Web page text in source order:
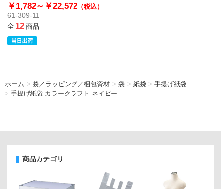
￥1,782～ ￥22,572 （税込）
61-309-11
全12商品
ホーム >袋／ラッピング／梱包資材 > 袋 > 紙袋 > 手提げ紙袋
> 手提げ紙袋 カラークラフト ネイビー
商品カテゴリ